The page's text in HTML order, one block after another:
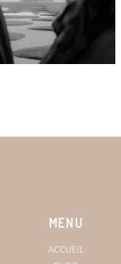
MENU
ACCUEIL